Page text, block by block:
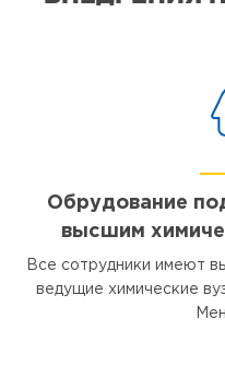
Обрудование
высшим
Все сотрудники имеют
ведущие химические